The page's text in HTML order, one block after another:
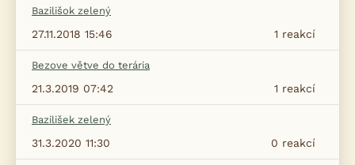
Bazilišok zelený
1 reakcí
27.11.2018 15:46
Bezove větve do terária
1 reakcí
21.3.2019 07:42
Bazilišek zelený
0 reakcí
31.3.2020 11:30